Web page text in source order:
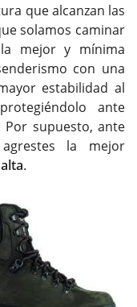
que alcanzan las
solamos caminar
mejor y mínima
con una
estabilidad al
ante
Por supuesto, ante
la mejor
.